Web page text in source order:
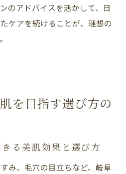
のアドバイスを活かして、日
ケアを続けることが、理想の
を目指す選び方の
る美肌効果と選び方
み、毛穴の目立ちなど、岐阜